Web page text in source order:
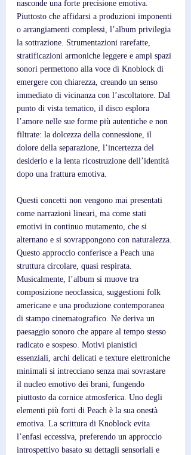
nasconde una forte precisione emotiva.
Piuttosto che affidarsi a produzioni imponenti
o arrangiamenti complessi, l’album privilegia
la sottrazione. Strumentazioni rarefatte,
stratificazioni armoniche leggere e ampi spazi
sonori permettono alla voce di Knoblock di
emergere con chiarezza, creando un senso
immediato di vicinanza con l’ascoltatore. Dal
punto di vista tematico, il disco esplora
l’amore nelle sue forme più autentiche e non
filtrate: la dolcezza della connessione, il
dolore della separazione, l’incertezza del
desiderio e la lenta ricostruzione dell’identità
dopo una frattura emotiva.
Questi concetti non vengono mai presentati
come narrazioni lineari, ma come stati
emotivi in continuo mutamento, che si
alternano e si sovrappongono con naturalezza.
Questo approccio conferisce a Peach una
struttura circolare, quasi respirata.
Musicalmente, l’album si muove tra
composizione neoclassica, suggestioni folk
americane e una produzione contemporanea
di stampo cinematografico. Ne deriva un
paesaggio sonoro che appare al tempo stesso
radicato e sospeso. Motivi pianistici
essenziali, archi delicati e texture elettroniche
minimali si intrecciano senza mai sovrastare
il nucleo emotivo dei brani, fungendo
piuttosto da cornice atmosferica. Uno degli
elementi più forti di Peach è la sua onestà
emotiva. La scrittura di Knoblock evita
l’enfasi eccessiva, preferendo un approccio
introspettivo basato su dettagli sensoriali e